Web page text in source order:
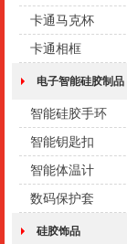
卡通马克杯
卡通相框
电子智能硅胶制品
智能硅胶手环
智能钥匙扣
智能体温计
数码保护套
硅胶饰品